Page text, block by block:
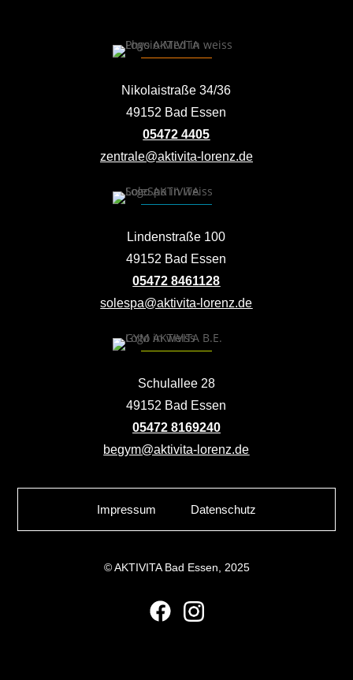
Nikolaistraße 34/36
49152 Bad Essen
05472 4405
zentrale@aktivita-lorenz.de
Lindenstraße 100
49152 Bad Essen
05472 8461128
solespa@aktivita-lorenz.de
Schulallee 28
49152 Bad Essen
05472 8169240
begym@aktivita-lorenz.de
Impressum Datenschutz
© AKTIVITA Bad Essen, 2025